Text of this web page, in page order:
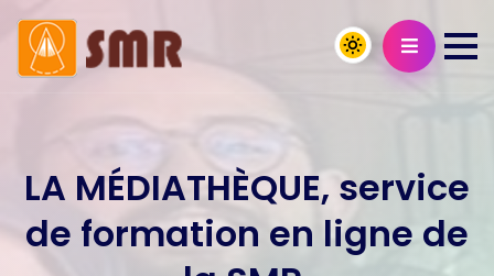
LA MÉDIATHÈQUE, service
de formation en ligne de